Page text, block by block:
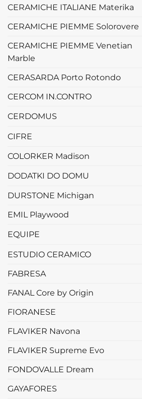
CERAMICHE ITALIANE Materika
CERAMICHE PIEMME Solorovere
CERAMICHE PIEMME Venetian
Marble
CERASARDA Porto Rotondo
CERCOM IN.CONTRO
CERDOMUS
CIFRE
COLORKER Madison
DODATKI DO DOMU
DURSTONE Michigan
EMIL Playwood
EQUIPE
ESTUDIO CERAMICO
FABRESA
FANAL Core by Origin
FIORANESE
FLAVIKER Navona
FLAVIKER Supreme Evo
FONDOVALLE Dream
GAYAFORES